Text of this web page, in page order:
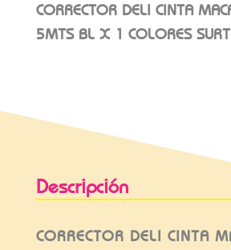
CORRECTOR DELI CINTA
5MTS BL X 1 COLORES
Descripción
CORRECTOR DELI CINTA